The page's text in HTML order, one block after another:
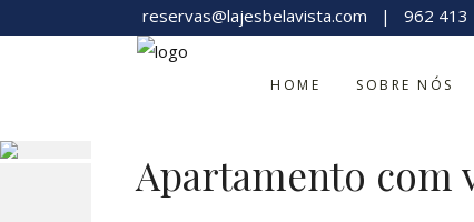
reservas@lajesbelavista.com | 962 413
HOME SOBRE NÓS
Apartamento com